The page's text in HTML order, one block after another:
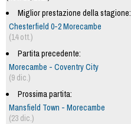
Miglior prestazione della stagione:
Chesterfield 0-2 Morecambe
(14 ott.)
Partita precedente:
Morecambe - Coventry City
(9 dic.)
Prossima partita:
Mansfield Town - Morecambe
(23 dic.)